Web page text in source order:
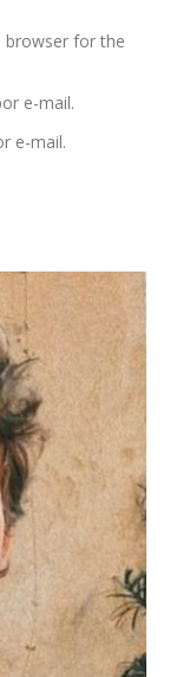
browser for the
e-mail.
e-mail.